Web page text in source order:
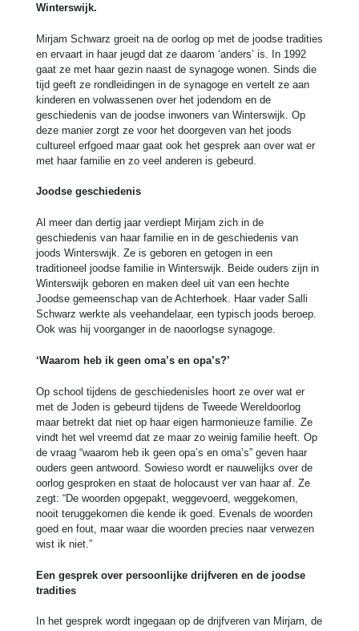
Winterswijk.
Mirjam Schwarz groeit na de oorlog op met de joodse tradities
en ervaart in haar jeugd dat ze daarom ‘anders’ is. In 1992
gaat ze met haar gezin naast de synagoge wonen. Sinds die
tijd geeft ze rondleidingen in de synagoge en vertelt ze aan
kinderen en volwassenen over het jodendom en de
geschiedenis van de joodse inwoners van Winterswijk. Op
deze manier zorgt ze voor het doorgeven van het joods
cultureel erfgoed maar gaat ook het gesprek aan over wat er
met haar familie en zo veel anderen is gebeurd.
Joodse geschiedenis
Al meer dan dertig jaar verdiept Mirjam zich in de
geschiedenis van haar familie en in de geschiedenis van
joods Winterswijk. Ze is geboren en getogen in een
traditioneel joodse familie in Winterswijk. Beide ouders zijn in
Winterswijk geboren en maken deel uit van een hechte
Joodse gemeenschap van de Achterhoek. Haar vader Salli
Schwarz werkte als veehandelaar, een typisch joods beroep.
Ook was hij voorganger in de naoorlogse synagoge.
‘Waarom heb ik geen oma’s en opa’s?’
Op school tijdens de geschiedenisles hoort ze over wat er
met de Joden is gebeurd tijdens de Tweede Wereldoorlog
maar betrekt dat niet op haar eigen harmonieuze familie. Ze
vindt het wel vreemd dat ze maar zo weinig familie heeft. Op
de vraag “waarom heb ik geen opa’s en oma’s” geven haar
ouders geen antwoord. Sowieso wordt er nauwelijks over de
oorlog gesproken en staat de holocaust ver van haar af. Ze
zegt: “De woorden opgepakt, weggevoerd, weggekomen,
nooit teruggekomen die kende ik goed. Evenals de woorden
goed en fout, maar waar die woorden precies naar verwezen
wist ik niet.”
Een gesprek over persoonlijke drijfveren en de joodse
tradities
In het gesprek wordt ingegaan op de drijfveren van Mirjam, de